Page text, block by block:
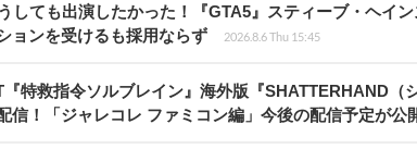
しても出演したかった！『GTA5』スティーブ・ヘイ
ョンを受けるも採用ならず
2026.8.6 Thu 15:45
特救指令ソルブレイン』海外版『SHATTERHAND（
信！「ジャレコレ ファミコン編」今後の配信予定が公